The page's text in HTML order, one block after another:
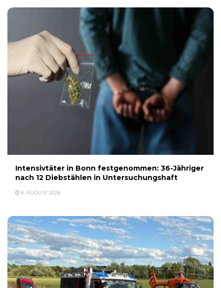
Intensivtäter in Bonn festgenommen: 36-Jähriger
nach 12 Diebstählen in Untersuchungshaft
6. AUGUST 2026